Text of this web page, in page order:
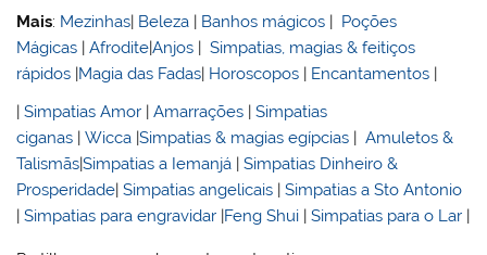
Mais: Mezinhas| Beleza | Banhos mágicos | Poções
Mágicas |Afrodite|Anjos |Simpatias, magias & feitiços
rápidos |Magia das Fadas| Horoscopos | Encantamentos |
|Simpatias Amor |Amarrações |Simpatias
ciganas |Wicca |Simpatias & magias egípcias |Amuletos &
Talismãs|Simpatias a Iemanjá |Simpatias Dinheiro &
Prosperidade|Simpatias angelicais |Simpatias a Sto Antonio
|Simpatias para engravidar |Feng Shui |Simpatias para o Lar |